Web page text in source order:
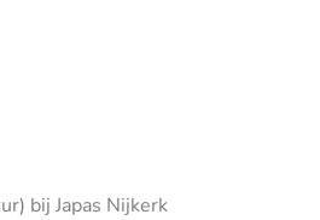
bij Japas Nijkerk